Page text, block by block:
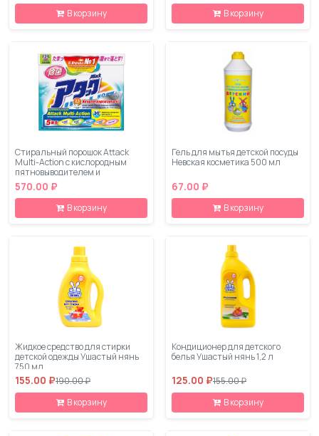
В корзину В корзину
Стиральный порошок Attack
Multi-Action с кислородным
пятновыводителем и
кондиционером 0,9 кг
570.00 ₽
В корзину
Гель для мытья детской посуды
Невская косметика 500 мл
67.00 ₽
В корзину
Жидкое средство для стирки
детской одежды Ушастый нянь
750 мл
155.00 ₽190.00 ₽
В корзину
Кондиционер для детского
белья Ушастый нянь 1,2 л
125.00 ₽155.00 ₽
В корзину